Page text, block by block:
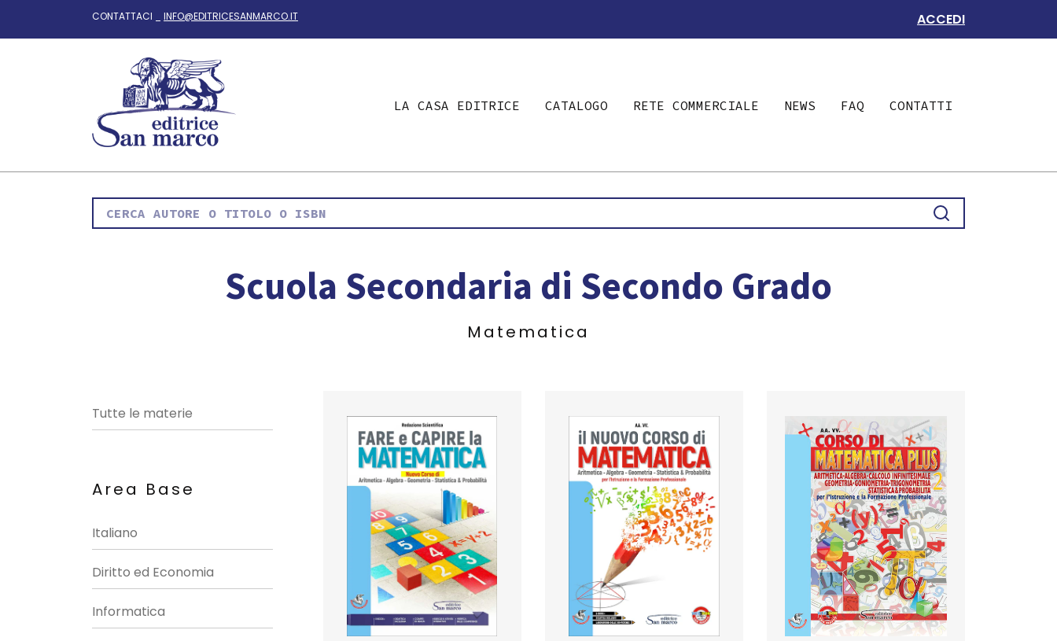
CONTATTACI _ INFO@EDITRICESANMARCO.IT ACCEDI
LA CASA EDITRICE CATALOGO RETE COMMERCIALE NEWS FAQ CONTATTI
Scuola Secondaria di Secondo Grado
Matematica
Tutte le materie
Area Base
Italiano
Diritto ed Economia
Informatica